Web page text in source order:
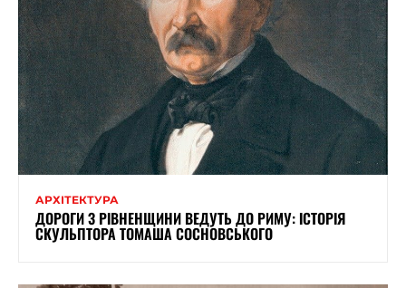
АРХІТЕКТУРА
ДОРОГИ З РІВНЕНЩИНИ ВЕДУТЬ ДО РИМУ: ІСТОРІЯ
СКУЛЬПТОРА ТОМАША СОСНОВСЬКОГО